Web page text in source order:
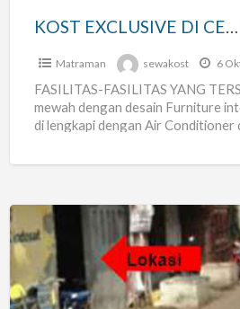
BANGUN
KOST EXCLUSIVE DI CENTRAL JAKARTA ( BARU SELESAI DI BANGUN )
Matraman sewakost 6
FASILITAS-FASILITAS YANG
mewah dengan desain Furniture
di lengkapi dengan Air Conditioner
Kos
Kalibaru